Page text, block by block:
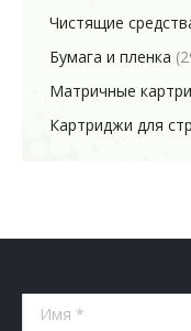
Чистящие
Бумага и пленка
Матричные
Картриджи для
Имя *